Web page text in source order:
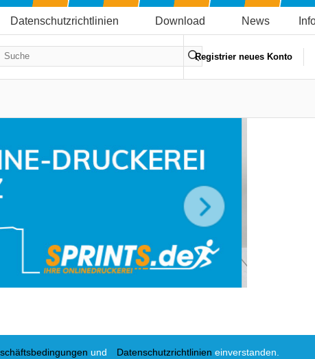
Registrier neues Konto
Datenschutzrichtlinien Download News
und Datenschutzrichtlinien einverstanden.